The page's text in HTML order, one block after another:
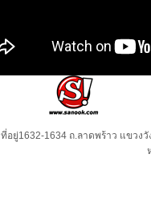
ที่อยู่1632-1634 ถ.ลาดพร้าว แขวง